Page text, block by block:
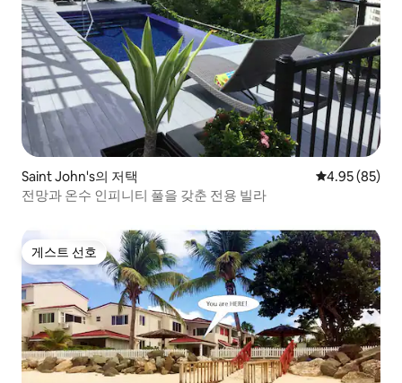
Saint John's의 저택 평점 4.95점(5
4.95 (85)
전망과 온수 인피니티 풀을 갖춘 전용 빌라
게스트 선호
게스트 선호